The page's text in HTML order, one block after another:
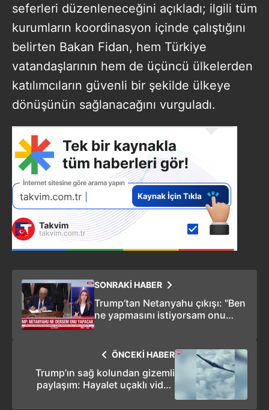
seferleri düzenleneceğini açıkladı; ilgili tüm
kurumların koordinasyon içinde çalıştığını
belirten Bakan Fidan, hem Türkiye
vatandaşlarının hem de üçüncü ülkelerden
katılımcıların güvenli bir şekilde ülkeye
dönüşünün sağlanacağını vurguladı.
SONRAKİ HABER
Trump’tan Netanyahu çıkışı: "Ben
ne yapmasını istiyorsam onu
ÖNCEKİ HABER
Trump’ın sağ kolundan gizemli
paylaşım: Hayalet uçaklı video